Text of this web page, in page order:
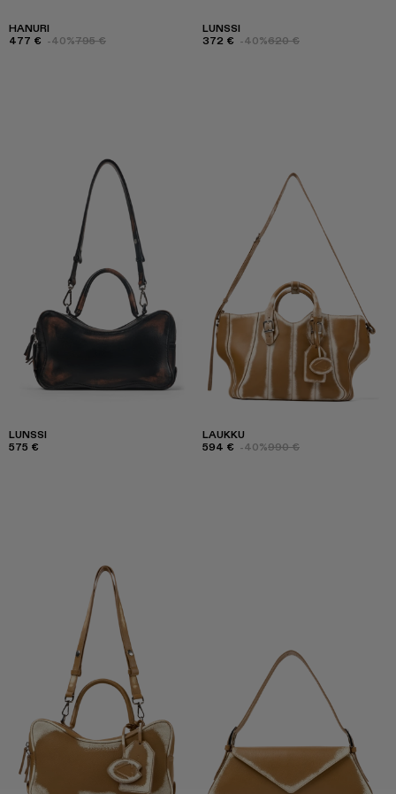
HANURI
477 € -40%795 €
LUNSSI
372 € -40%620 €
LUNSSI
575 €
LAUKKU
594 € -40%990 €